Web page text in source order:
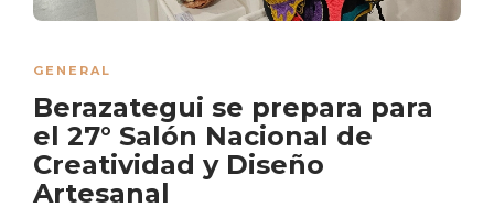
GENERAL
Berazategui se prepara para
el 27° Salón Nacional de
Creatividad y Diseño
Artesanal